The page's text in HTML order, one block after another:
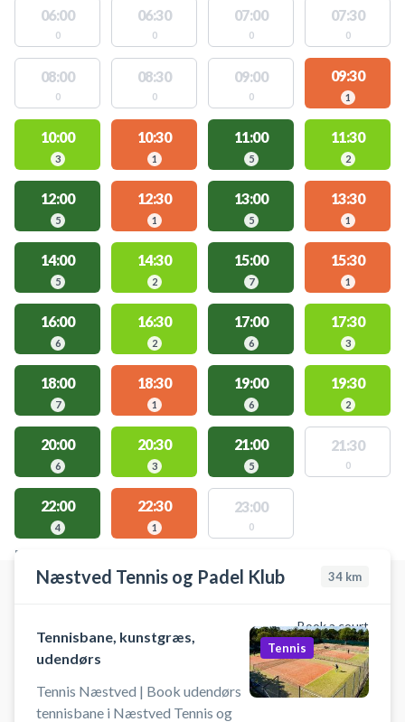
06:00
0
06:30
0
07:00
0
07:30
0
08:00
0
08:30
0
09:00
0
09:30
1
10:00
3
10:30
1
11:00
5
11:30
2
12:00
5
12:30
1
13:00
5
13:30
1
14:00
5
14:30
2
15:00
7
15:30
1
16:00
6
16:30
2
17:00
6
17:30
3
18:00
7
18:30
1
19:00
6
19:30
2
20:00
6
20:30
3
21:00
5
21:30
0
22:00
4
22:30
1
23:00
0
FACILITIES WITH AVAILABLE ACTIVITIES
Næstved Tennis og Padel Klub 34 km
Book a court
Tennisbane, kunstgræs,
udendørs
Tennis Næstved | Book udendørs
tennisbane i Næstved Tennis og
Tennis